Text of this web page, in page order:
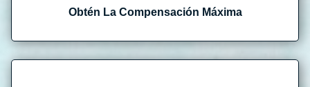
Obtén La Compensación Máxima